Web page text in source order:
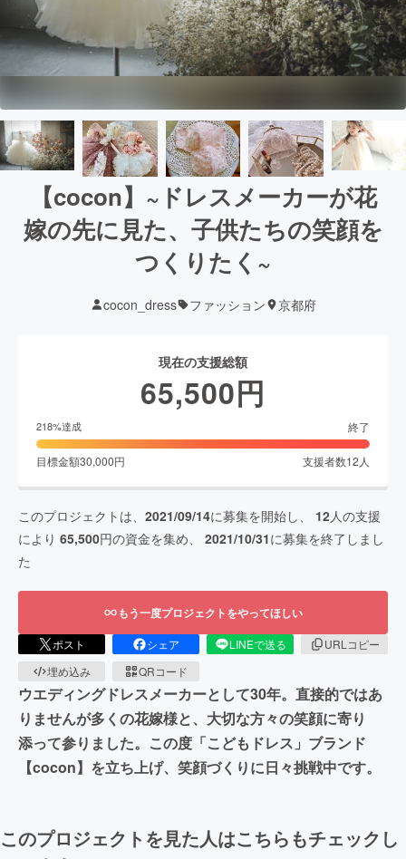
【cocon】~ドレスメーカーが花
嫁の先に見た、子供たちの笑顔を
つくりたく~
cocon_dress ファッション 京都府
現在の支援総額
65,500円
218%達成 終了
目標金額30,000円 支援者数12 人
このプロジェクトは、 2021/09/14に募集を開始し、 12人の支援
により 65,500円の資金を集め、 2021/10/31に募集を終了しまし
た
もう一度プロジェクトをやってほしい
ポスト シェア LINEで送る
URLコピー
埋め込み
QRコード
ウエディングドレスメーカーとして30年。直接的ではあ
りませんが多くの花嫁様と、大切な方々の笑顔に寄り
添って参りました。この度「こどもドレス」ブランド
【cocon】を立ち上げ、笑顔づくりに日々挑戦中です。
このプロジェクトを見た人はこちらもチェックし